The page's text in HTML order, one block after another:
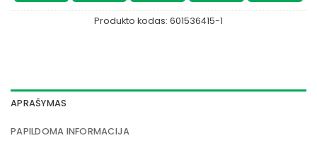
Produkto kodas: 601536415-1
APRAŠYMAS
PAPILDOMA INFORMACIJA